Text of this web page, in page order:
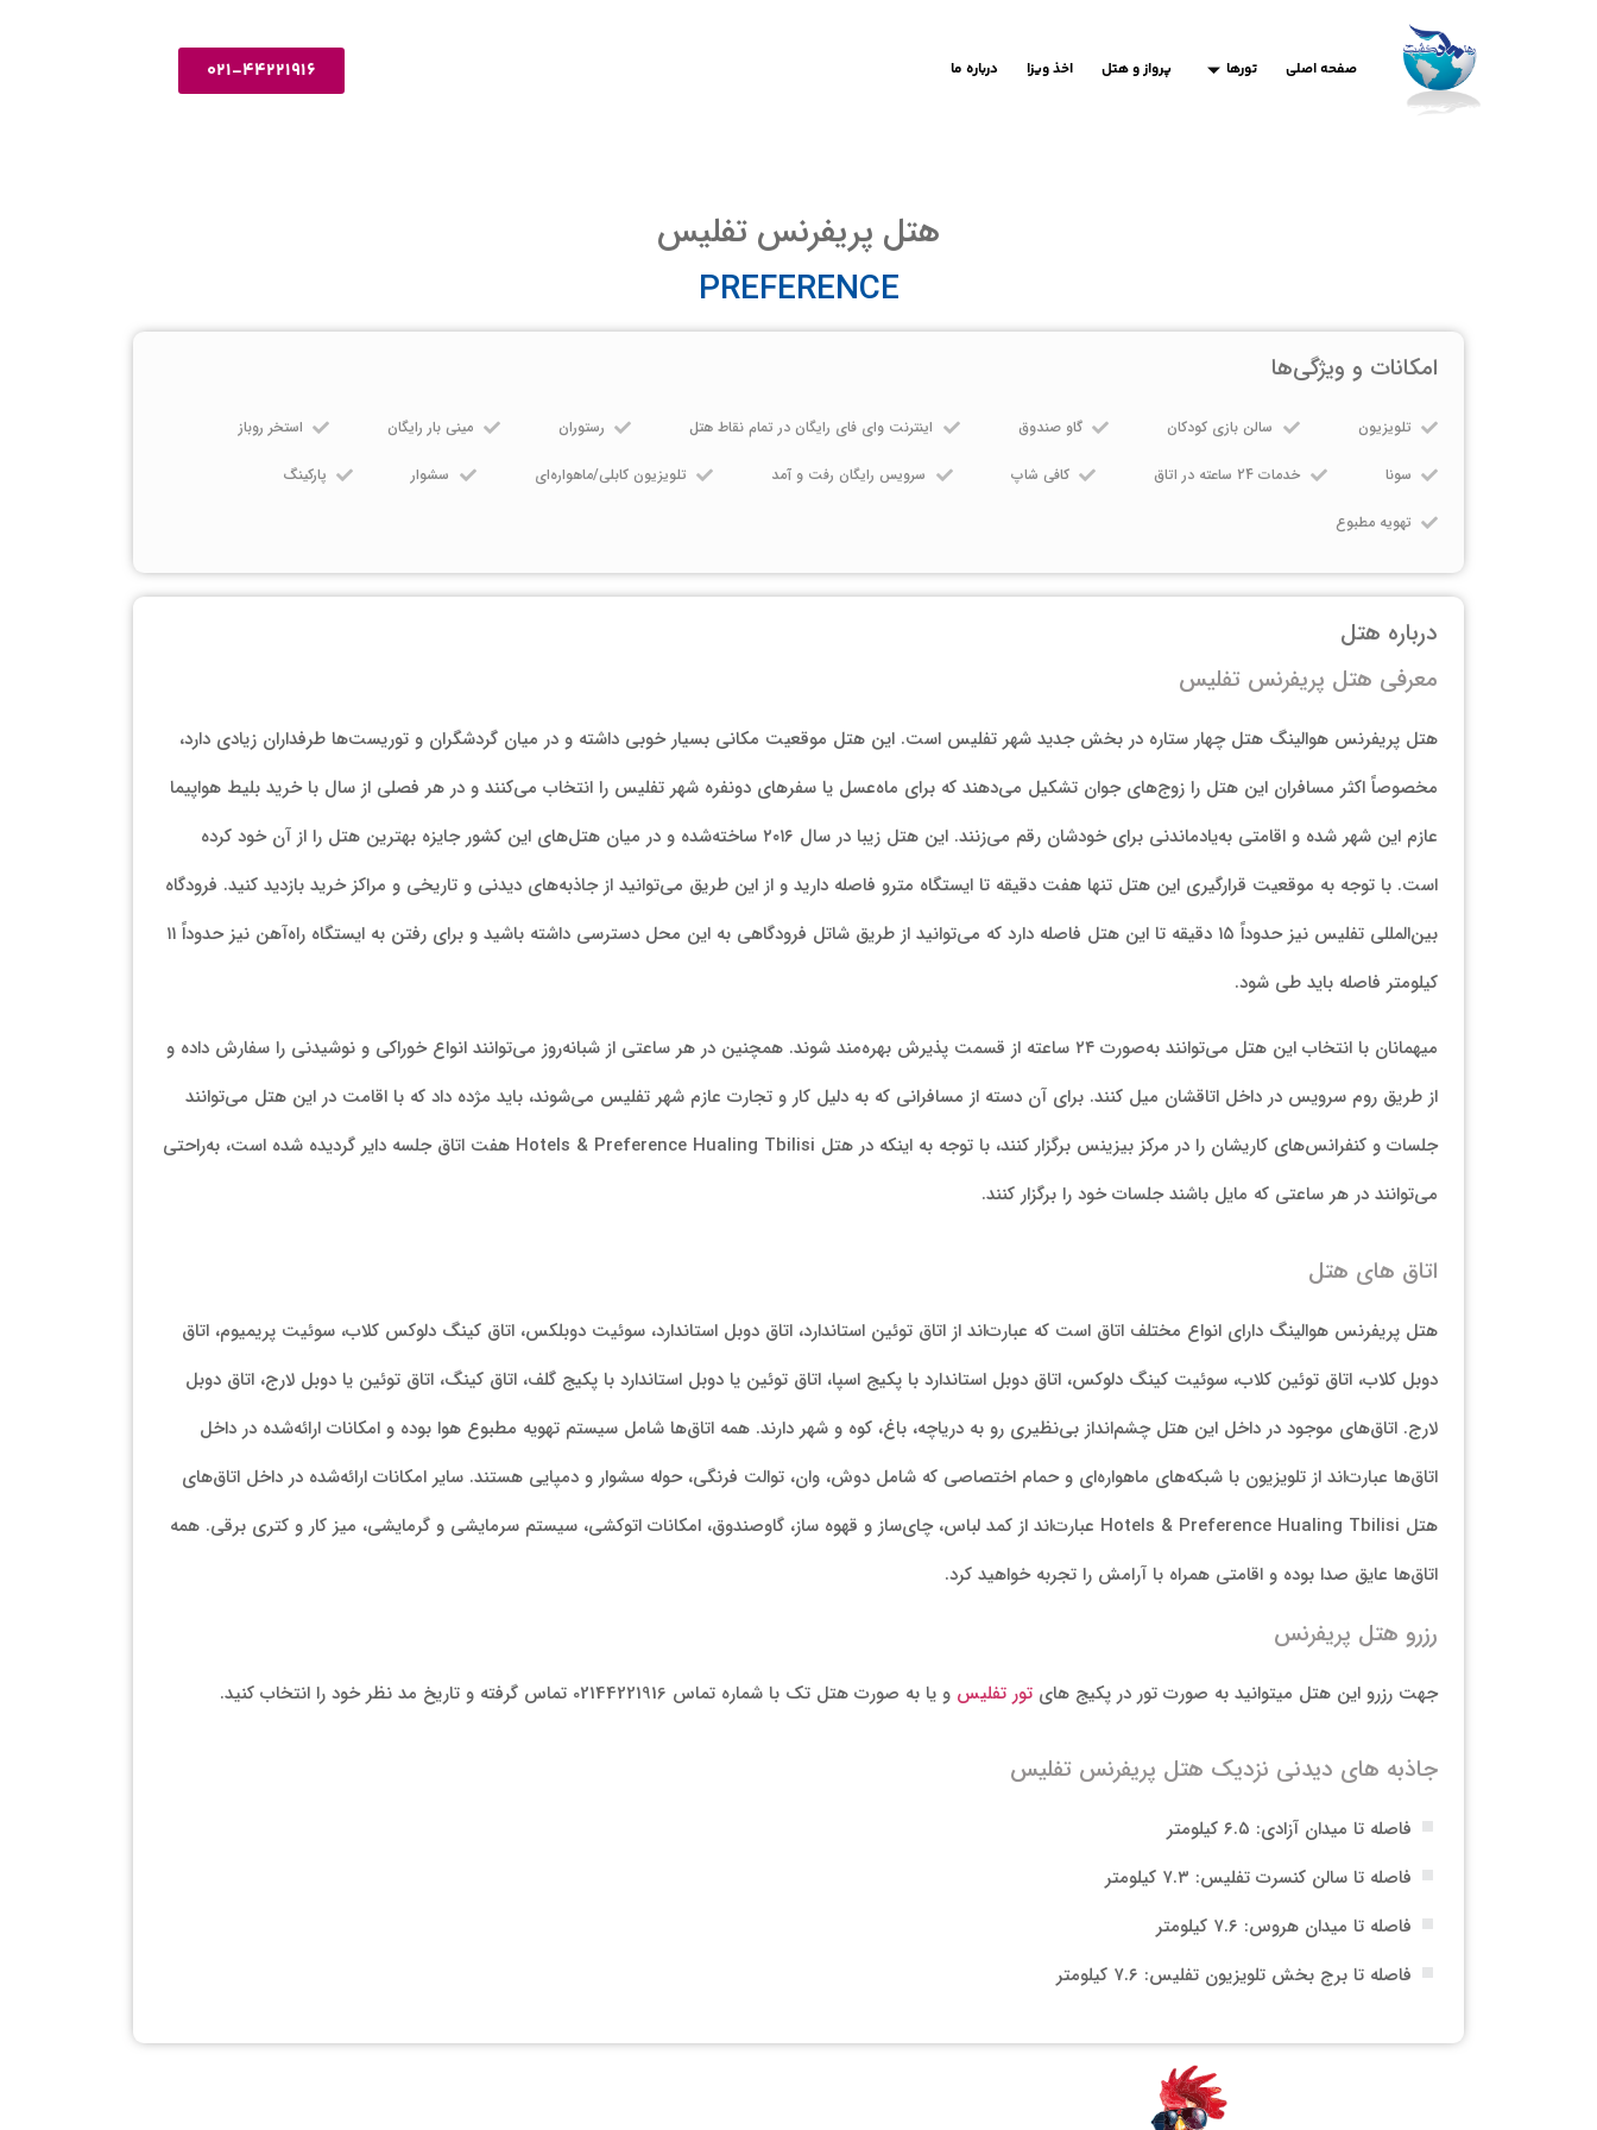
صفحه اصلی تورها پرواز و هتل اخذ ویزا درباره ما 021-44221916
هتل پریفرنس تفلیس
PREFERENCE
امکانات و ویژگی‌ها
تلویزیون سالن بازی کودکان گاو صندوق اینترنت وای فای رایگان در تمام نقاط هتل رستوران مینی بار رایگان استخر روباز
سونا خدمات 24 ساعته در اتاق کافی شاپ سرویس رایگان رفت و آمد تلویزیون کابلی/ماهواره‌ای سشوار پارکینگ
تهویه مطبوع
درباره هتل
معرفی هتل پریفرنس تفلیس
هتل پریفرنس هوالینگ هتل چهار ستاره در بخش جدید شهر تفلیس است. این هتل موقعیت مکانی بسیار خوبی داشته و در میان گردشگران و توریست‌ها طرفداران زیادی دارد،
مخصوصاً اکثر مسافران این هتل را زوج‌های جوان تشکیل می‌دهند که برای ماه‌عسل یا سفرهای دونفره شهر تفلیس را انتخاب می‌کنند و در هر فصلی از سال با خرید بلیط هواپیما
عازم این شهر شده و اقامتی به‌یادماندنی برای خودشان رقم می‌زنند. این هتل زیبا در سال ۲۰۱۶ ساخته‌شده و در میان هتل‌های این کشور جایزه بهترین هتل را از آن خود کرده
است. با توجه به موقعیت قرارگیری این هتل تنها هفت دقیقه تا ایستگاه مترو فاصله دارید و از این طریق می‌توانید از جاذبه‌های دیدنی و تاریخی و مراکز خرید بازدید کنید. فرودگاه
بین‌المللی تفلیس نیز حدوداً ۱۵ دقیقه تا این هتل فاصله دارد که می‌توانید از طریق شاتل فرودگاهی به این محل دسترسی داشته باشید و برای رفتن به ایستگاه راه‌آهن نیز حدوداً ۱۱
کیلومتر فاصله باید طی شود.
میهمانان با انتخاب این هتل می‌توانند به‌صورت ۲۴ ساعته از قسمت پذیرش بهره‌مند شوند. همچنین در هر ساعتی از شبانه‌روز می‌توانند انواع خوراکی و نوشیدنی را سفارش داده و
از طریق روم سرویس در داخل اتاقشان میل کنند. برای آن دسته از مسافرانی که به دلیل کار و تجارت عازم شهر تفلیس می‌شوند، باید مژده داد که با اقامت در این هتل می‌توانند
جلسات و کنفرانس‌های کاریشان را در مرکز بیزینس برگزار کنند، با توجه به اینکه در هتل Hotels & Preference Hualing Tbilisi هفت اتاق جلسه دایر گردیده شده است، به‌راحتی
می‌توانند در هر ساعتی که مایل باشند جلسات خود را برگزار کنند.
اتاق های هتل
هتل پریفرنس هوالینگ دارای انواع مختلف اتاق است که عبارت‌اند از اتاق توئین استاندارد، اتاق دوبل استاندارد، سوئیت دوبلکس، اتاق کینگ دلوکس کلاب، سوئیت پریمیوم، اتاق
دوبل کلاب، اتاق توئین کلاب، سوئیت کینگ دلوکس، اتاق دوبل استاندارد با پکیج اسپا، اتاق توئین یا دوبل استاندارد با پکیج گلف، اتاق کینگ، اتاق توئین یا دوبل لارج، اتاق دوبل
لارج. اتاق‌های موجود در داخل این هتل چشم‌انداز بی‌نظیری رو به دریاچه، باغ، کوه و شهر دارند. همه اتاق‌ها شامل سیستم تهویه مطبوع هوا بوده و امکانات ارائه‌شده در داخل
اتاق‌ها عبارت‌اند از تلویزیون با شبکه‌های ماهواره‌ای و حمام اختصاصی که شامل دوش، وان، توالت فرنگی، حوله سشوار و دمپایی هستند. سایر امکانات ارائه‌شده در داخل اتاق‌های
هتل Hotels & Preference Hualing Tbilisi عبارت‌اند از کمد لباس، چای‌ساز و قهوه ساز، گاوصندوق، امکانات اتوکشی، سیستم سرمایشی و گرمایشی، میز کار و کتری برقی. همه
اتاق‌ها عایق صدا بوده و اقامتی همراه با آرامش را تجربه خواهید کرد.
رزرو هتل پریفرنس
جهت رزرو این هتل میتوانید به صورت تور در پکیج های تور تفلیس و یا به صورت هتل تک با شماره تماس 02144221916 تماس گرفته و تاریخ مد نظر خود را انتخاب کنید.
جاذبه های دیدنی نزدیک هتل پریفرنس تفلیس
فاصله تا میدان آزادی: ۶.۵ کیلومتر
فاصله تا سالن کنسرت تفلیس: ۷.۳ کیلومتر
فاصله تا میدان هروس: ۷.۶ کیلومتر
فاصله تا برج بخش تلویزیون تفلیس: ۷.۶ کیلومتر